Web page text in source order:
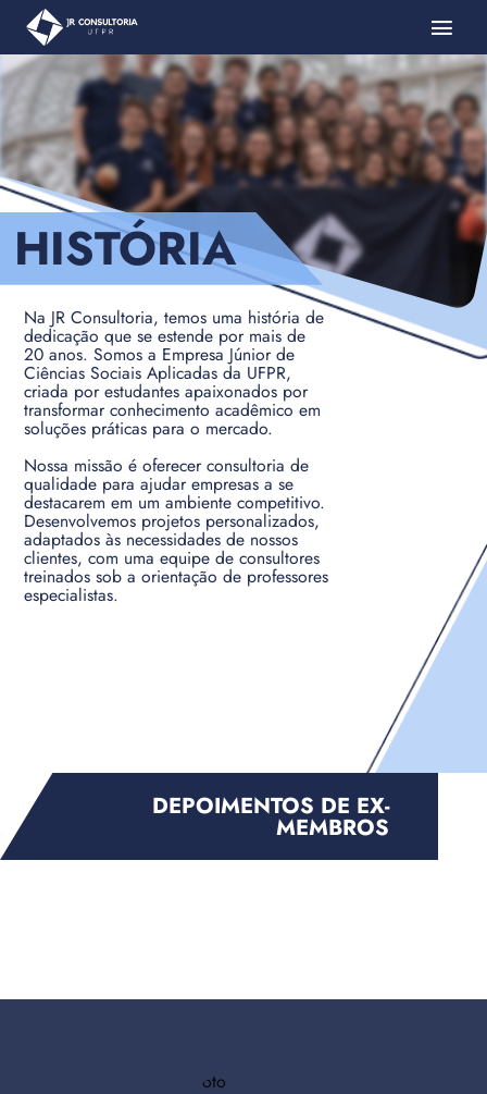
HISTÓRIA
Na JR Consultoria, temos uma história de
dedicação que se estende por mais de
20 anos. Somos a Empresa Júnior de
Ciências Sociais Aplicadas da UFPR,
criada por estudantes apaixonados por
transformar conhecimento acadêmico em
soluções práticas para o mercado.
Nossa missão é oferecer consultoria de
qualidade para ajudar empresas a se
destacarem em um ambiente competitivo.
Desenvolvemos projetos personalizados,
adaptados às necessidades de nossos
clientes, com uma equipe de consultores
treinados sob a orientação de professores
especialistas.
DEPOIMENTOS DE EX-
MEMBROS